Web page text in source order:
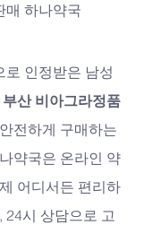
매 하나약국
로 인정받은 남성
부산 비아그라정품
전하게 구매하는
약국은 온라인 약
어디서든 편리하
24시 상담으로 고